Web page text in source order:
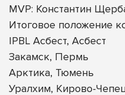
MVP: Константин
Итоговое положение
IPBL Асбест, Асбест
Закамск, Пермь
Арктика, Тюмень
Уралхим, Кирово-